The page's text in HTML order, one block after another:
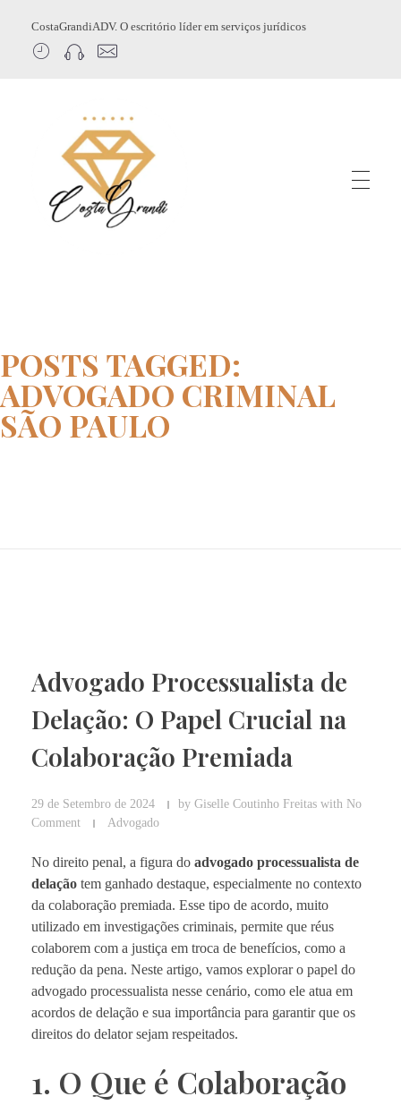
CostaGrandiADV. O escritório líder em serviços jurídicos
POSTS TAGGED:
ADVOGADO CRIMINAL
SÃO PAULO
Advogado Processualista de
Delação: O Papel Crucial na
Colaboração Premiada
29 de Setembro de 2024 by Giselle Coutinho Freitas with No
Comment
Advogado
No direito penal, a figura do advogado processualista de
delação tem ganhado destaque, especialmente no contexto
da colaboração premiada. Esse tipo de acordo, muito
utilizado em investigações criminais, permite que réus
colaborem com a justiça em troca de benefícios, como a
redução da pena. Neste artigo, vamos explorar o papel do
advogado processualista nesse cenário, como ele atua em
acordos de delação e sua importância para garantir que os
direitos do delator sejam respeitados.
1. O Que é Colaboração